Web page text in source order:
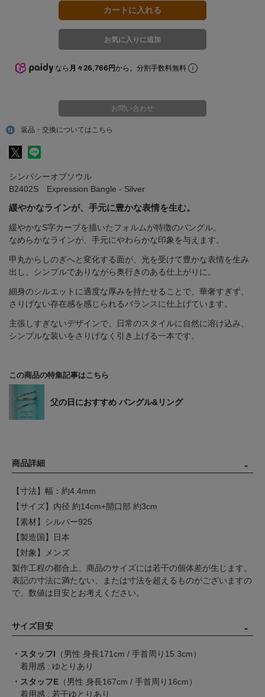
なら 月々26,766円から。分割手数料無料
返品・交換についてはこちら
お問い合わせ
シンパシーオブソウル
B2402S Expression Bangle - Silver
緩やかなラインが、手元に豊かな表情を生む。
緩やかなS字カーブを描いたフォルムが特徴のバングル。
なめらかなラインが、手元にやわらかな印象を与えます。
甲丸からしのぎへと変化する面が、光を受けて豊かな表情を生み
出し、シンプルでありながら奥行きのある仕上がりに。
細身のシルエットに適度な厚みを持たせることで、華奢すぎず、
さりげない存在感を感じられるバランスに仕上げています。
主張しすぎないデザインで、日常のスタイルに自然に溶け込み、
シンプルな装いをさりげなく引き上げる一本です。
この商品の特集記事はこちら
父の日におすすめ バングル&リング
商品詳細
【寸法】幅：約4.4mm
【サイズ】内径 約14cm+開口部 約3cm
【素材】シルバー925
【製造国】日本
【対象】メンズ
製作工程の都合上、商品のサイズには若干の個体差が生じます。
表記の寸法に満たない、または寸法を超えるものがございますの
で、数値は目安とお考えください。
サイズ目安
・スタッフI （男性 身長171cm / 手首周り15.3cm）
着用感 : ゆとりあり
・スタッフE （男性 身長167cm / 手首周り16cm）
着用感 : 若干ゆとりあり